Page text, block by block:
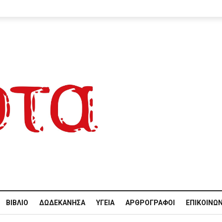
ΒΙΒΛΊΟ ΔΩΔΕΚΆΝΗΣΑ ΥΓΕΊΑ ΑΡΘΡΟΓΡΆΦΟΙ